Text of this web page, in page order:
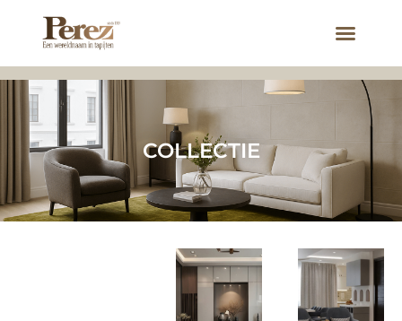
COLLECTIE